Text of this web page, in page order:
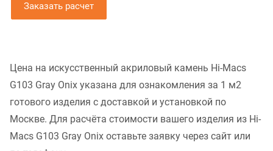
Заказать расчет
Цена на искусственный акриловый камень Hi-Macs
G103 Gray Onix указана для ознакомления за 1 м2
готового изделия с доставкой и установкой по
Москве. Для расчёта стоимости вашего изделия из Hi-
Macs G103 Gray Onix оставьте заявку через сайт или